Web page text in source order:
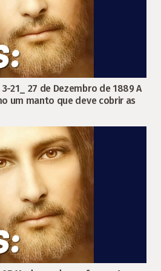
3-21_ 27 de Dezembro de 1889 A
um manto que deve cobrir as